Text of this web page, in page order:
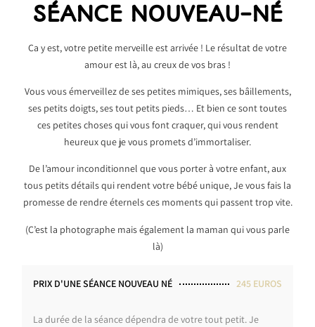
SÉANCE NOUVEAU-NÉ
Ca y est, votre petite merveille est arrivée ! Le résultat de votre
amour est là, au creux de vos bras !
Vous vous émerveillez de ses petites mimiques, ses bâillements,
ses petits doigts, ses tout petits pieds… Et bien ce sont toutes
ces petites choses qui vous font craquer, qui vous rendent
heureux que je vous promets d’immortaliser.
De l’amour inconditionnel que vous porter à votre enfant, aux
tous petits détails qui rendent votre bébé unique, Je vous fais la
promesse de rendre éternels ces moments qui passent trop vite.
(C’est la photographe mais également la maman qui vous parle
là)
PRIX D'UNE SÉANCE NOUVEAU NÉ 245 EUROS
La durée de la séance dépendra de votre tout petit. Je